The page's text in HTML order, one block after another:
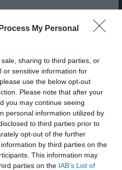
My Personal
sharing to third parties, or
or sensitive information for
use the below opt-out
Please note that after your
you may continue seeing
personal information utilized by
to third parties prior to
opt-out of the further
by third parties on the
This information may
parties on the IAB’s List of
I MET YOUR
OS VIU…
2013 | TEASER
O FANTÁSTICO
ARANHA 2